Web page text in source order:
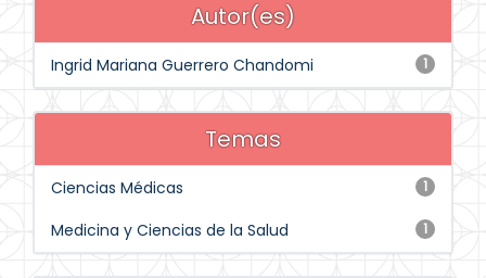
Autor(es)
1
Ingrid Mariana Guerrero Chandomi
Temas
1
Ciencias Médicas
1
Medicina y Ciencias de la Salud